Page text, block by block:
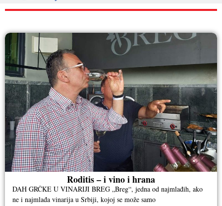
RAZNO
Roditis – i vino i hrana
DAH GRČKE U VINARIJI BREG „Breg“, jedna od najmlađih, ako
ne i najmlađa vinarija u Srbiji, kojoj se može samo